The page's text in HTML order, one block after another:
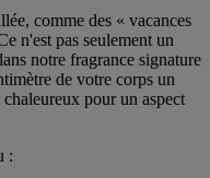
comme des « vacances
n'est pas seulement un
notre fragrance signature
de votre corps un
pour un aspect
: